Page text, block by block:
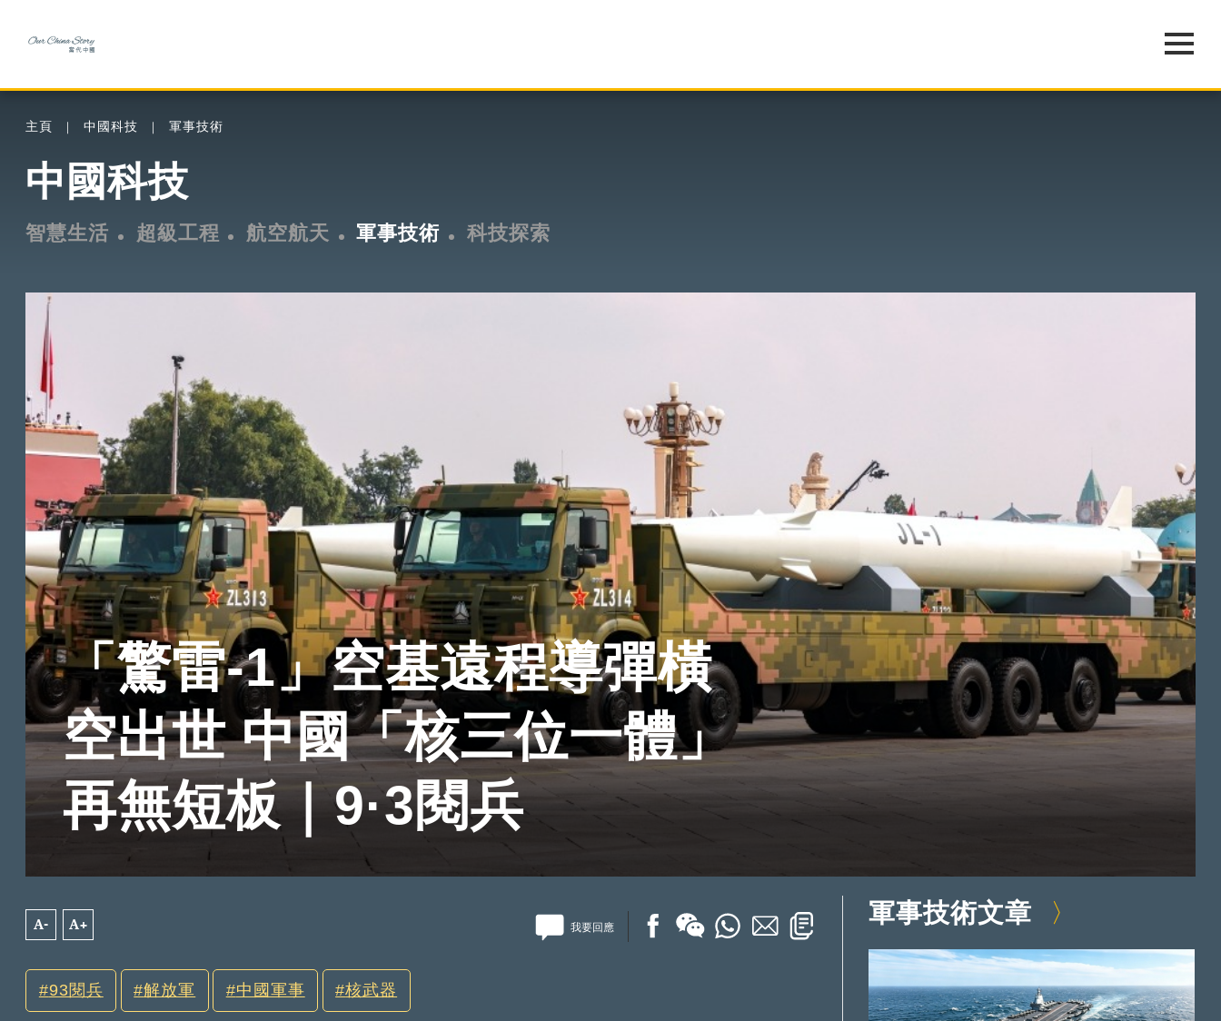
主頁 中國科技 軍事技術
中國科技
智慧生活 超級工程 航空航天 軍事技術 科技探索
「驚雷-1」空基遠程導彈橫
空出世 中國「核三位一體」
再無短板｜9·3閱兵
A- A+ 我要回應
93閱兵 解放軍 中國軍事 核武器
軍事技術文章